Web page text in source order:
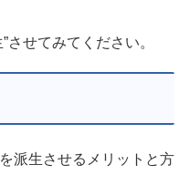
させてみてください。
派生させるメリットと方